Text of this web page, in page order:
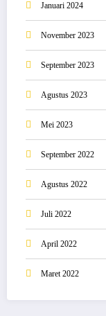
Januari 2024
November 2023
September 2023
Agustus 2023
Mei 2023
September 2022
Agustus 2022
Juli 2022
April 2022
Maret 2022